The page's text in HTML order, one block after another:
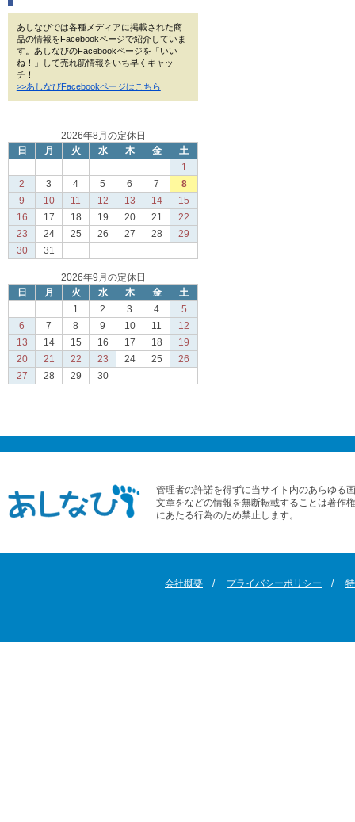
あしなびでは各種メディアに掲載された商
品の情報をFacebookページで紹介していま
す。あしなびのFacebookページを「いい
ね！」して売れ筋情報をいち早くキャッ
チ！
>>あしなびFacebookページはこちら
2026年8月の定休日
日
月 火 水 木 金
土
1
2
3 4 5 6 7
8
9
10 11 12 13 14
15
16
17 18 19 20 21
22
23
24 25 26 27 28
29
30
31
2026年9月の定休日
日
月 火 水 木 金
土
1
2 3 4
5
6
7 8 9 10 11
12
13
14 15 16 17 18
19
20
21 22 23 24 25
26
27
28 29 30
管理者の許諾を得ずに当サイト内のあらゆる
文章をなどの情報を無断転載することは著作
にあたる行為のため禁止します。
会社概要 プライバシーポリシー